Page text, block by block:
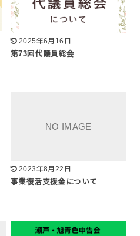
2025年6月16日
第73回代議員総会
2023年8月22日
事業復活支援金について